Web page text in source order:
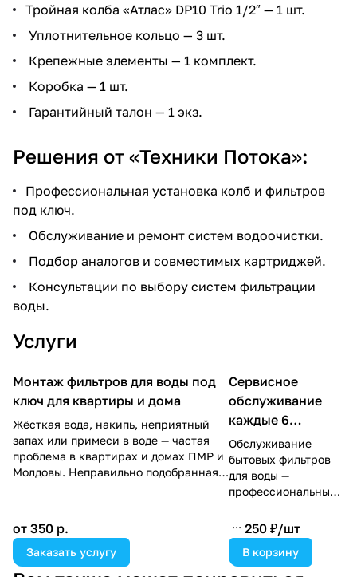
Тройная колба «Атлас» DP10 Trio 1/2″ — 1 шт.
Уплотнительное кольцо — 3 шт.
Крепежные элементы — 1 комплект.
Коробка — 1 шт.
Гарантийный талон — 1 экз.
Решения от «Техники Потока»:
Профессиональная установка колб и фильтров
под ключ.
Обслуживание и ремонт систем водоочистки.
Подбор аналогов и совместимых картриджей.
Консультации по выбору систем фильтрации
воды.
Услуги
Монтаж фильтров для воды под
ключ для квартиры и дома
Жёсткая вода, накипь, неприятный
запах или примеси в воде — частая
проблема в квартирах и домах ПМР и
Молдовы. Неправильно подобранная
Мы внимательно подходим к каждому
вопросу, чтобы учесть ваши
от 350 р.
Заказать услугу
Сервисное
обслуживание
каждые 6
месяцев
Обслуживание
бытовых фильтров
для воды —
профессиональный
стабильной и
безопасной работы
систем очистки.
250 ₽/шт
В корзину